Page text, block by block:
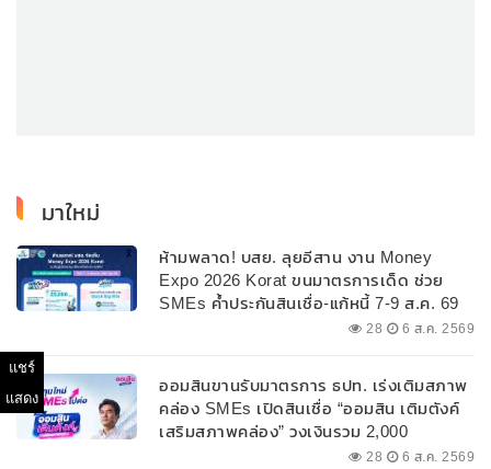
แชร์
แสดง
มาใหม่
ห้ามพลาด! บสย. ลุยอีสาน งาน Money
Expo 2026 Korat ขนมาตรการเด็ด ช่วย
SMEs ค้ำประกันสินเชื่อ-แก้หนี้ 7-9 ส.ค. 69
28 6 ส.ค. 2569
ออมสินขานรับมาตรการ ธปท. เร่งเติมสภาพ
คล่อง SMEs เปิดสินเชื่อ “ออมสิน เติมตังค์
เสริมสภาพคล่อง” วงเงินรวม 2,000
ลบ.สนับสนุนเงินทุนหมุนเวียนวงเงินกู้สูงสุด
28 6 ส.ค. 2569